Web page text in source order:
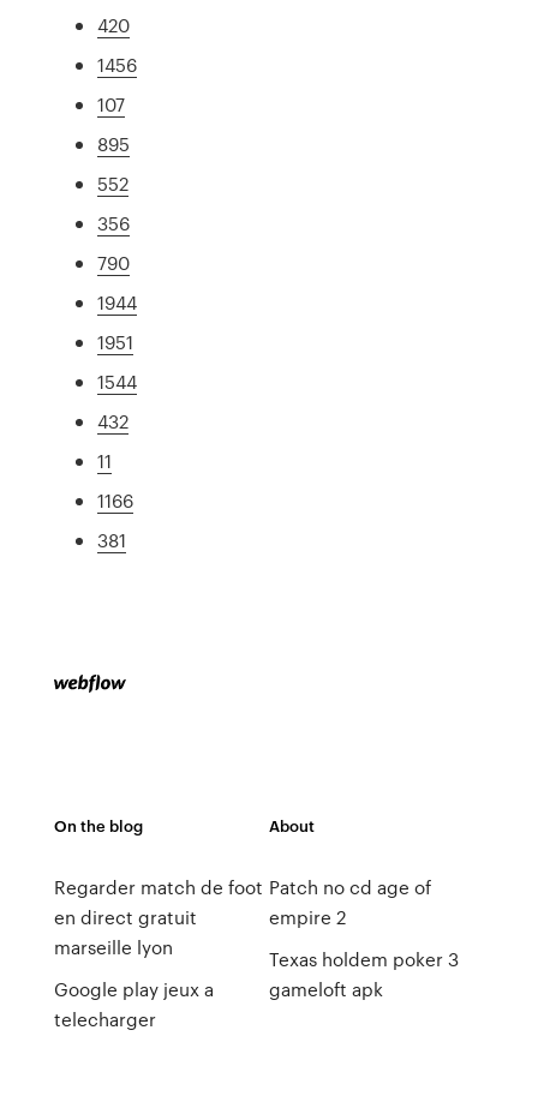
420
1456
107
895
552
356
790
1944
1951
1544
432
11
1166
381
On the blog
Regarder match de foot
en direct gratuit
marseille lyon
Google play jeux a
telecharger
About
Patch no cd age of
empire 2
Texas holdem poker 3
gameloft apk